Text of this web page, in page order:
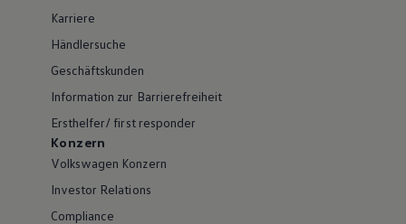
Karriere
Händlersuche
Geschäftskunden
Information zur Barrierefreiheit
Ersthelfer/ first responder
Konzern
Volkswagen Konzern
Investor Relations
Compliance